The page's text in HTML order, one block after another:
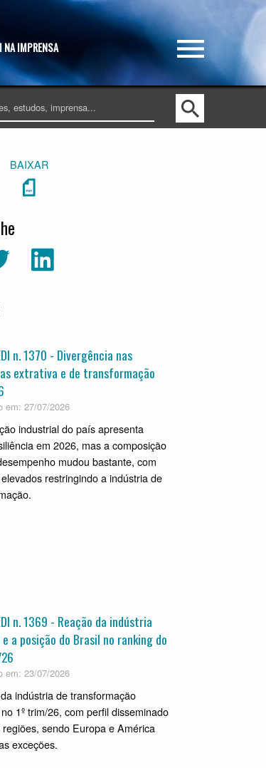
NA IMPRENSA
BAIXAR
n. 1370 - Divergência nas
extrativa e de transformação
em: 27/07/2026
industrial do país apresenta
em 2026, mas a composição
mudou bastante, com
restringindo a indústria de
n. 1369 - Reação da indústria
a posição do Brasil no ranking do
em: 23/07/2026
indústria de transformação
1º trim/26, com perfil disseminado
sendo Europa e América
exceções.